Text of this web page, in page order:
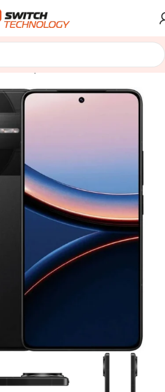
/Smartphones e Telemóveis/Android